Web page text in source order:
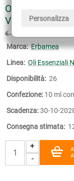
Personalizza
OLIO
VERA
€ 12.90
Marca: Erbamea
Linea: Oli Essenziali
Disponibilità: 26
Confezione: 10 ml
Scadenza:30-10-
Consegna stimata:
+
-